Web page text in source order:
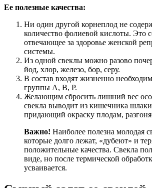
Ее полезные качества:
Ни один другой корнеплод не
количество фолиевой кислоты. Это
отвечающее за здоровье женской
системы.
Из одной свеклы можно разово
йод, хлор, железо, бор, серу.
В состав входят жизненно
группы A, B, P.
Желающим сбросить лишний вес
свекла выводит из кишечника
придающий окраску плодам,
Важно! Наиболее полезна молодая
которые долго лежат, «дубеют» и
положительные качества. Свекла
виде, но после термической
усваивается.